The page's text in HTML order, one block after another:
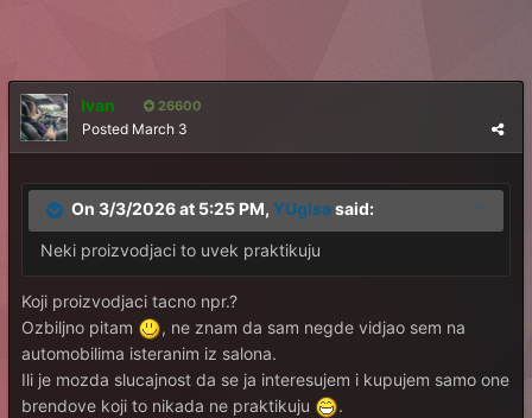
Ivan 26600
Posted March 3
On 3/3/2026 at 5:25 PM, YUgisa said:
Neki proizvodjaci to uvek praktikuju
Koji proizvodjaci tacno npr.?
Ozbiljno pitam
, ne znam da sam negde vidjao sem na
automobilima isteranim iz salona.
Ili je mozda slucajnost da se ja interesujem i kupujem samo one
brendove koji to nikada ne praktikuju
.